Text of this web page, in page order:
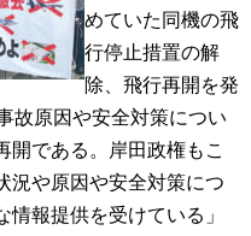
めていた同機の飛
行停止措置の解
除、飛行再開を発
故原因や安全対策につい
開である。岸田政権もこ
況や原因や安全対策につ
報提供を受けている」